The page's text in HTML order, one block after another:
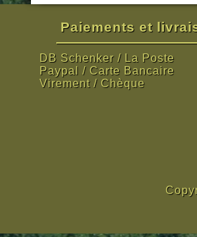
Paiements et
DB Schenker / La Poste
Paypal / Carte Bancaire
Virement / Chèque